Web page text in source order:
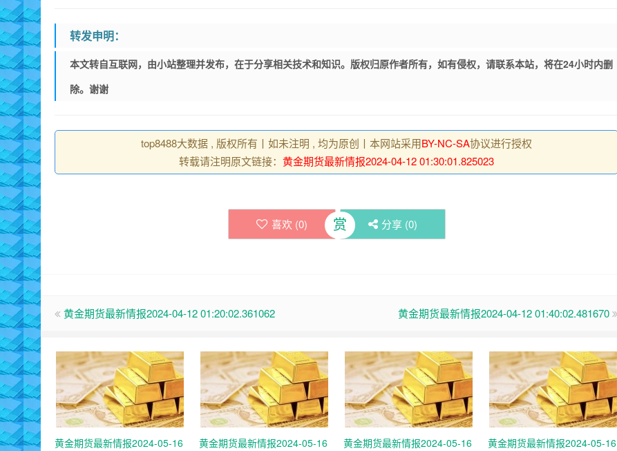
转发申明：
本文转自互联网，由小站整理并发布，在于分享相关技术和知识。版权归原作者所有，如有侵权，请联系本站，将在24小时内删
除。谢谢
top8488大数据 , 版权所有丨如未注明 , 均为原创丨本网站采用BY-NC-SA协议进行授权
转载请注明原文链接： 黄金期货最新情报2024-04-12 01:30:01.825023
喜欢 (0) 赏 分享 (0)
黄金期货最新情报2024-04-12 01:20:02.361062 黄金期货最新情报2024-04-12 01:40:02.481670
黄金期货最新情报2024-05-16 黄金期货最新情报2024-05-16 黄金期货最新情报2024-05-16 黄金期货最新情报2024-05-16